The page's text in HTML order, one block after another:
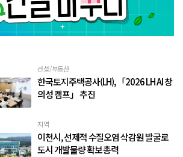
건설/부동산
한국토지주택공사(LH), 「2026 LH AI 창
의성 캠프」 추진
지역
이천시, 선제적 수질오염 삭감원 발굴로
도시 개발물량 확보 총력